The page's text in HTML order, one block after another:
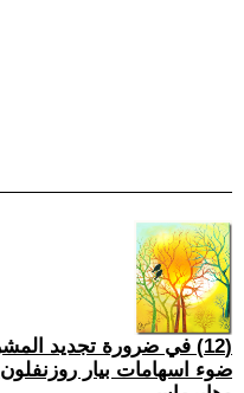
(12) في ضرورة تجديد
ضوء اسهامات بيار